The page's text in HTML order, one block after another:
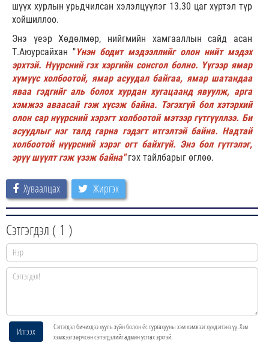
шүүх хурлын урьдчилсан хэлэлцүүлэг 13.30 цаг хүртэл түр
хойшиллоо.
Энэ үеэр Хөдөлмөр, нийгмийн хамгааллын сайд асан
Т.Аюурсайхан "Үнэн бодит мэдээллийг олон нийт мэдэх
эрхтэй. Нүүрсний гэх хэргийн сонсгол болно. Үүгээр ямар
хүмүүс холбоотой, ямар асуудал байгаа, ямар шатандаа
яваа гэдгийг аль болох хурдан хугацаанд явуулж, арга
хэмжээ аваасай гэж хүсэж байна. Тэгэхгүй бол хэтэрхий
олон сар нүүрсний хэрэгт холбоотой мэтээр гүтгүүллээ. Би
асуудлыг нэг талд гарна гэдэгт итгэлтэй байна. Надтай
холбоотой нүүрсний хэрэг огт байхгүй. Энэ бол гүтгэлэг,
эрүү шүүлт гэж үзэж байна"гэх тайлбарыг өглөө.
Хуваалцах Жиргэх
Сэтгэгдэл ( 1 )
Илгээх
Сэтгэгдэл бичихдээ хууль зүйн болон ёс суртахууны хэм хэмжээг хүндэтгэнэ үү. Хэм
хэмжээг зөрчсөн сэтгэгдэлийг админ устгах эрхтэй.